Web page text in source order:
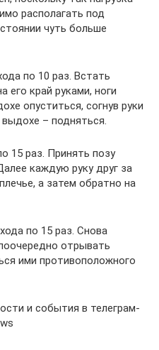
располагать под
чуть больше
по 10 раз. Встать
его край руками, ноги
опуститься, согнув руки
выдохе – подняться.
15 раз. Принять позу
каждую руку друг за
а затем обратно на
по 15 раз. Снова
отрывать
ими противоположного
и события в телеграм-